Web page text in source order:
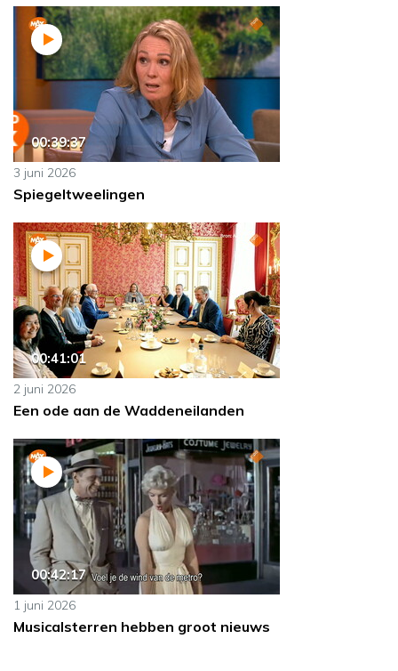
00:39:37
3 juni 2026
Spiegeltweelingen
00:41:01
2 juni 2026
Een ode aan de Waddeneilanden
00:42:17
1 juni 2026
Musicalsterren hebben groot nieuws